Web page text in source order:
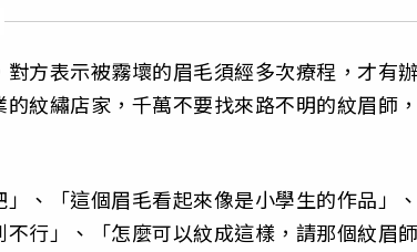
方表示被霧壞的眉毛須經多次療程，才有
紋繡店家，千萬不要找來路不明的紋眉師
、「這個眉毛看起來像是小學生的作品」
行」、「怎麼可以紋成這樣，請那個紋眉